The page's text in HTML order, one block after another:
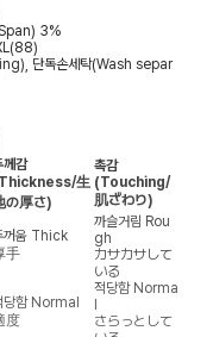
3%
단독손세탁(Wash separ
께감
生
の厚さ)
촉감
(Touching/
肌ざわり)
꺼움 Thick
手
까슬거림 Rou
gh
カサカサして
いる
당함 Normal
度
적당함 Norma
さらっとして